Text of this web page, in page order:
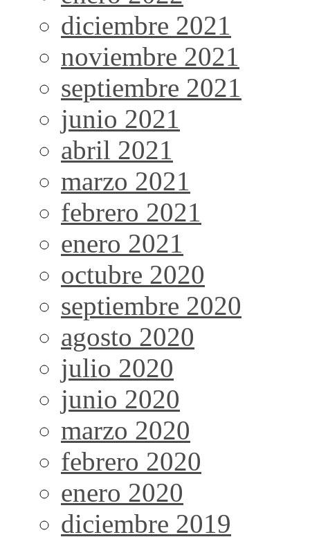
diciembre 2021
noviembre 2021
septiembre 2021
junio 2021
abril 2021
marzo 2021
febrero 2021
enero 2021
octubre 2020
septiembre 2020
agosto 2020
julio 2020
junio 2020
marzo 2020
febrero 2020
enero 2020
diciembre 2019